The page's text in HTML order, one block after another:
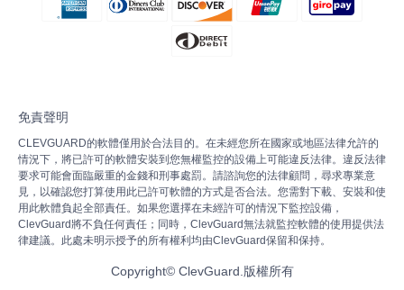
免責聲明
CLEVGUARD的軟體僅用於合法目的。在未經您所在國家或地區法律允許的
情況下，將已許可的軟體安裝到您無權監控的設備上可能違反法律。違反法律
要求可能會面臨嚴重的金錢和刑事處罰。請諮詢您的法律顧問，尋求專業意
見，以確認您打算使用此已許可軟體的方式是否合法。您需對下載、安裝和使
用此軟體負起全部責任。如果您選擇在未經許可的情況下監控設備，
ClevGuard將不負任何責任；同時，ClevGuard無法就監控軟體的使用提供法
律建議。此處未明示授予的所有權利均由ClevGuard保留和保持。
Copyright© ClevGuard.版權所有